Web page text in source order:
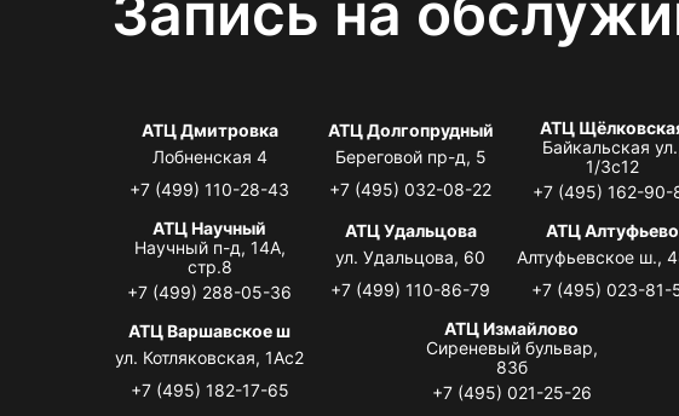
АТЦ Дмитровка
Лобненская 4
+7 (499) 110-28-43
АТЦ Долгопрудный
Береговой пр-д, 5
+7 (495) 032-08-22
АТЦ
Байкальская
1/3с12
+7 (495) 162-90-
АТЦ Научный
Научный п-д, 14А,
стр.8
+7 (499) 288-05-36
АТЦ Удальцова
ул. Удальцова, 60
+7 (499) 110-86-79
АТЦ Алтуфьево
Алтуфьевское ш.,
+7 (495) 023-81-
АТЦ Варшавское ш
ул. Котляковская, 1Ас2
+7 (495) 182-17-65
АТЦ Измайлово
Сиреневый бульвар,
83б
+7 (495) 021-25-26